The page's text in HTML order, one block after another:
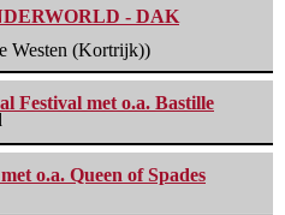
- DAK
Westen (Kortrijk))
Festival met o.a. Bastille
o.a. Queen of Spades